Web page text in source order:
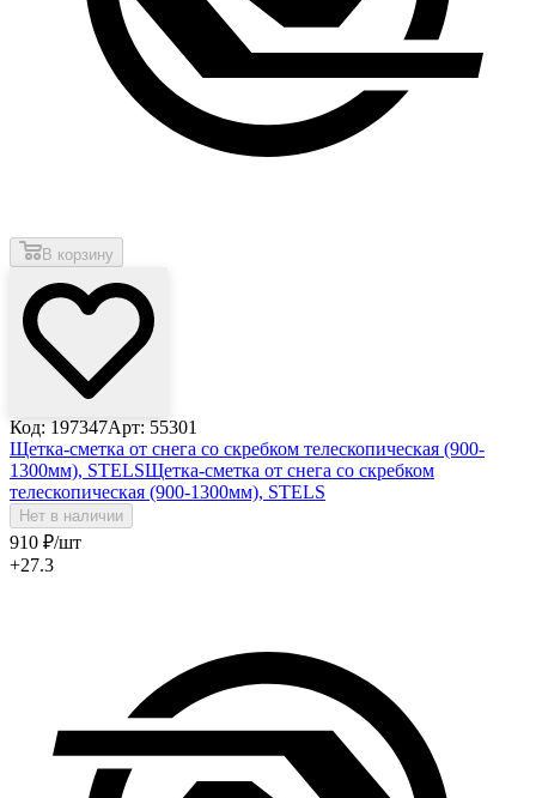
В корзину
Код: 197347Арт: 55301
Щетка-сметка от снега со скребком телескопическая (900-
1300мм), STELSЩетка-сметка от снега со скребком
телескопическая (900-1300мм), STELS
Нет в наличии
910 ₽/шт
+27.3